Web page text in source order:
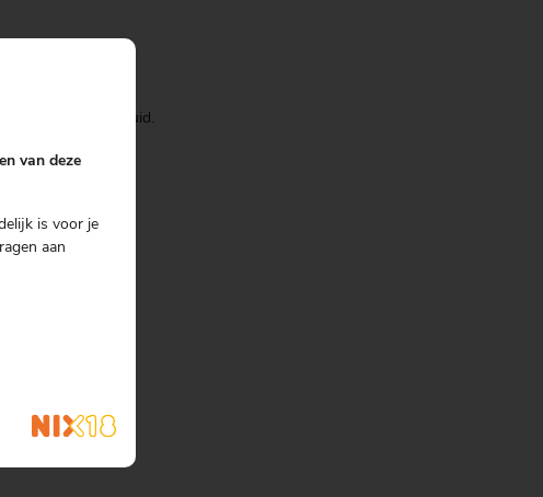
je de zon op je huid.
van deze
is voor je
aan